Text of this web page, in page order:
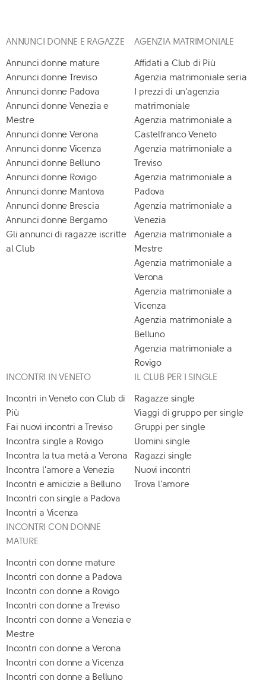
ANNUNCI DONNE E RAGAZZE
Annunci donne mature
Annunci donne Treviso
Annunci donne Padova
Annunci donne Venezia e
Mestre
Annunci donne Verona
Annunci donne Vicenza
Annunci donne Belluno
Annunci donne Rovigo
Annunci donne Mantova
Annunci donne Brescia
Annunci donne Bergamo
Gli annunci di ragazze iscritte
al Club
AGENZIA MATRIMONIALE
Affidati a Club di Più
Agenzia matrimoniale seria
I prezzi di un'agenzia
matrimoniale
Agenzia matrimoniale a
Castelfranco Veneto
Agenzia matrimoniale a
Treviso
Agenzia matrimoniale a
Padova
Agenzia matrimoniale a
Venezia
Agenzia matrimoniale a
Mestre
Agenzia matrimoniale a
Verona
Agenzia matrimoniale a
Vicenza
Agenzia matrimoniale a
Belluno
Agenzia matrimoniale a
Rovigo
INCONTRI IN VENETO
Incontri in Veneto con Club di
Più
Fai nuovi incontri a Treviso
Incontra single a Rovigo
Incontra la tua metà a Verona
Incontra l'amore a Venezia
Incontri e amicizie a Belluno
Incontri con single a Padova
Incontri a Vicenza
IL CLUB PER I SINGLE
Ragazze single
Viaggi di gruppo per single
Gruppi per single
Uomini single
Ragazzi single
Nuovi incontri
Trova l'amore
INCONTRI CON DONNE
MATURE
Incontri con donne mature
Incontri con donne a Padova
Incontri con donne a Rovigo
Incontri con donne a Treviso
Incontri con donne a Venezia e
Mestre
Incontri con donne a Verona
Incontri con donne a Vicenza
Incontri con donne a Belluno